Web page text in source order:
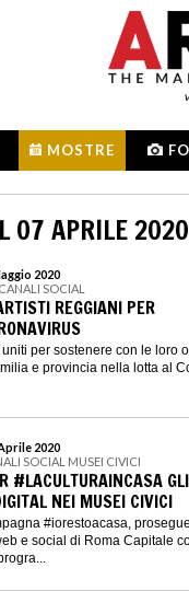
MOSTRE
07 APRILE 2020
2020
CANALI SOCIAL
REGGIANI PER
per sostenere con le loro
e provincia nella lotta al
2020
SOCIAL MUSEI CIVICI
#LACULTURAINCASA GLI
NEI MUSEI CIVICI
#iorestoacasa,
e social di Roma Capitale